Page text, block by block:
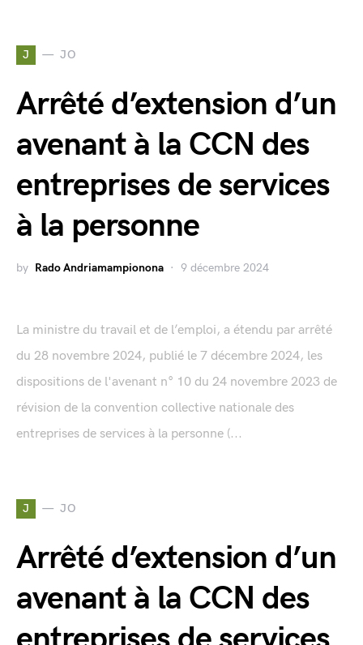
J JO
Arrêté d’extension d’un
avenant à la CCN des
entreprises de services
à la personne
by Rado Andriamampionona 9 décembre 2024
La ministre du travail et de l’emploi, a étendu par arrêté
du 28 novembre 2024, publié le 7 décembre 2024, les
dispositions de l'avenant n° 10 du 24 novembre 2023 de
révision de la convention collective nationale des
entreprises de services à la personne (...
J JO
Arrêté d’extension d’un
avenant à la CCN des